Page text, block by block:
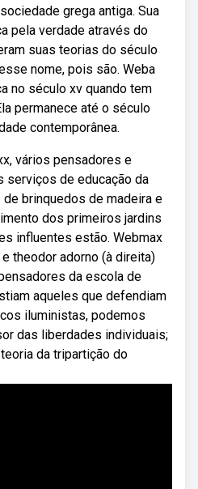
grega antiga. Sua
pela verdade através do
suas teorias do século
nome, pois são. Weba
no século xv quando tem
permanece até o século
contemporânea.
vários pensadores e
serviços de educação da
brinquedos de madeira e
dos primeiros jardins
influentes estão. Webmax
theodor adorno (à direita)
da escola de
aqueles que defendiam
iluministas, podemos
das liberdades individuais;
da tripartição do